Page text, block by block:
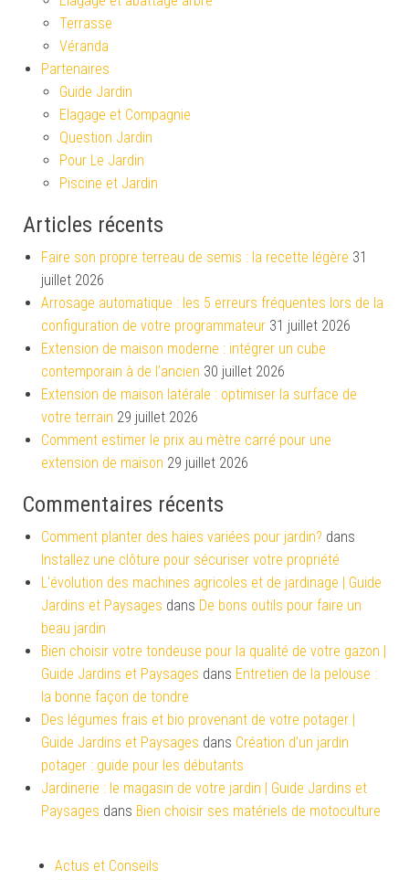
Terrasse
Véranda
Partenaires
Guide Jardin
Elagage et Compagnie
Question Jardin
Pour Le Jardin
Piscine et Jardin
Articles récents
Faire son propre terreau de semis : la recette légère 31
juillet 2026
Arrosage automatique : les 5 erreurs fréquentes lors de la
configuration de votre programmateur 31 juillet 2026
Extension de maison moderne : intégrer un cube
contemporain à de l’ancien 30 juillet 2026
Extension de maison latérale : optimiser la surface de
votre terrain 29 juillet 2026
Comment estimer le prix au mètre carré pour une
extension de maison 29 juillet 2026
Commentaires récents
Comment planter des haies variées pour jardin? dans
Installez une clôture pour sécuriser votre propriété
L'évolution des machines agricoles et de jardinage | Guide
Jardins et Paysages dans De bons outils pour faire un
beau jardin
Bien choisir votre tondeuse pour la qualité de votre gazon |
Guide Jardins et Paysages dans Entretien de la pelouse :
la bonne façon de tondre
Des légumes frais et bio provenant de votre potager |
Guide Jardins et Paysages dans Création d’un jardin
potager : guide pour les débutants
Jardinerie : le magasin de votre jardin | Guide Jardins et
Paysages dans Bien choisir ses matériels de motoculture
Actus et Conseils